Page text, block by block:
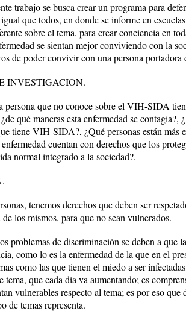
trabajo se busca crear un programa para
que todos, en donde se informe en
sobre el tema, para crear conciencia en
se sientan mejor conviviendo con la
de poder convivir con una persona
INVESTIGACION.
persona que no conoce sobre el VIH-SIDA
qué maneras esta enfermedad se
tiene VIH-SIDA?, ¿Qué personas están más
enfermedad cuentan con derechos que los
normal integrado a la sociedad?.
tenemos derechos que deben ser
los mismos, para que no sean vulnerados.
problemas de discriminación se deben a que
como lo es la enfermedad de la que en el
como las que tienen el miedo a ser
tema, que cada día va aumentando; es
vulnerables respecto al tema; es por eso
de temas representa.